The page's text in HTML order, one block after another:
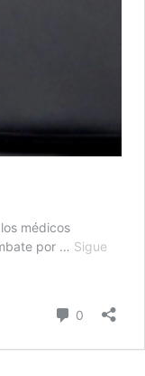
médicos
por … Sigue
0